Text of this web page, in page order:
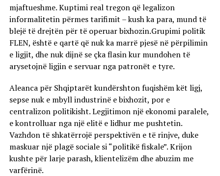
mjaftueshme. Kuptimi real tregon që legalizon
informalitetin përmes tarifimit – kush ka para, mund të
blejë të drejtën për të operuar bixhozin.Grupimi politik
FLEN, është e qartë që nuk ka marrë pjesë në përpilimin
e ligjit, dhe nuk dijnë se çka flasin kur mundohen të
arysetojnë ligjin e servuar nga patronët e tyre.
Aleanca për Shqiptarët kundërshton fuqishëm kët ligj,
sepse nuk e mbyll industrinë e bixhozit, por e
centralizon politikisht. Legjitimon një ekonomi paralele,
e kontrolluar nga një elitë e lidhur me pushtetin.
Vazhdon të shkatërrojë perspektivën e të rinjve, duke
maskuar një plagë sociale si “politikë fiskale”. Krijon
kushte për larje parash, klientelizëm dhe abuzim me
varfërinë.